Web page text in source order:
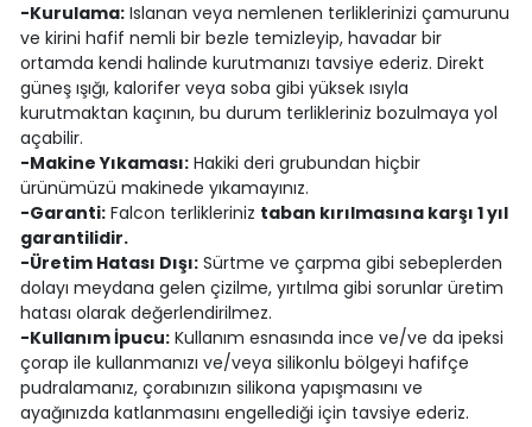
-Kurulama:Islanan veya nemlenen terliklerinizi çamurunu
ve kirini hafif nemli bir bezle temizleyip, havadar bir
ortamda kendi halinde kurutmanızı tavsiye ederiz. Direkt
güneş ışığı, kalorifer veya soba gibi yüksek ısıyla
kurutmaktan kaçının, bu durum terlikleriniz bozulmaya yol
açabilir.
-Makine Yıkaması:Hakiki deri grubundan hiçbir
ürünümüzü makinede yıkamayınız.
-Garanti:Falcon terlikleriniz taban kırılmasına karşı 1 yıl
garantilidir.
-Üretim Hatası Dışı:Sürtme ve çarpma gibi sebeplerden
dolayı meydana gelen çizilme, yırtılma gibi sorunlar üretim
hatası olarak değerlendirilmez.
-Kullanım İpucu:Kullanım esnasında ince ve/ve da ipeksi
çorap ile kullanmanızı ve/veya silikonlu bölgeyi hafifçe
pudralamanız, çorabınızın silikona yapışmasını ve
ayağınızda katlanmasını engellediği için tavsiye ederiz.